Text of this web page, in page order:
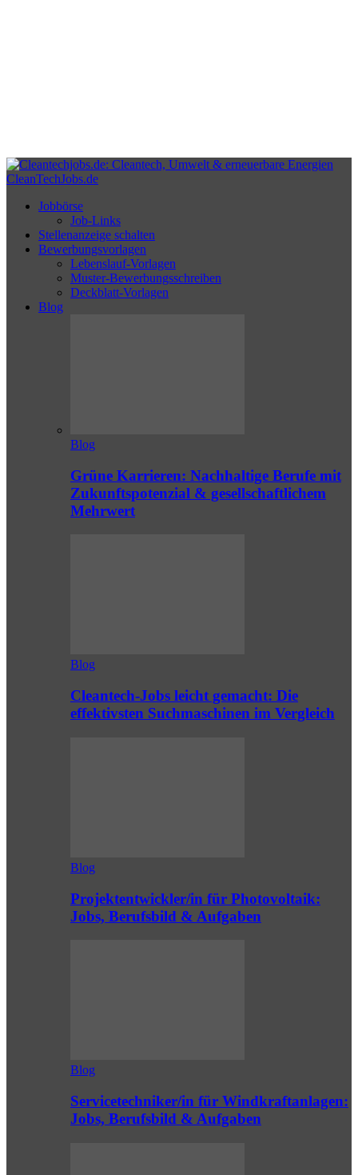
CleanTechJobs.de
Jobbörse
Job-Links
Stellenanzeige schalten
Bewerbungsvorlagen
Lebenslauf-Vorlagen
Muster-Bewerbungsschreiben
Deckblatt-Vorlagen
Blog
Blog
Grüne Karrieren: Nachhaltige Berufe mit
Zukunftspotenzial & gesellschaftlichem
Mehrwert
Blog
Cleantech-Jobs leicht gemacht: Die
effektivsten Suchmaschinen im Vergleich
Blog
Projektentwickler/in für Photovoltaik:
Jobs, Berufsbild & Aufgaben
Blog
Servicetechniker/in für Windkraftanlagen:
Jobs, Berufsbild & Aufgaben